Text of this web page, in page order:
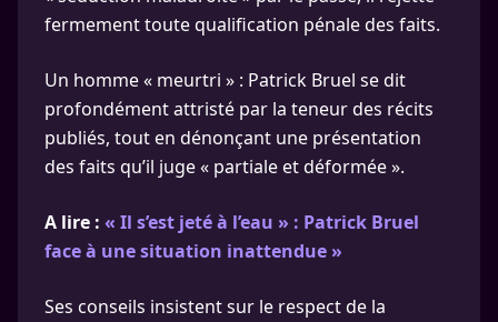
fermement toute qualification pénale des faits.
Un homme « meurtri » : Patrick Bruel se dit
profondément attristé par la teneur des récits
publiés, tout en dénonçant une présentation
des faits qu’il juge « partiale et déformée ».
A lire : « Il s’est jeté à l’eau » : Patrick Bruel
face à une situation inattendue »
Ses conseils insistent sur le respect de la